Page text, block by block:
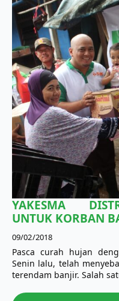
YAKESMA
UNTUK KORBAN
09/02/2018
Pasca curah hujan
Senin lalu, telah
terendam banjir. Salah